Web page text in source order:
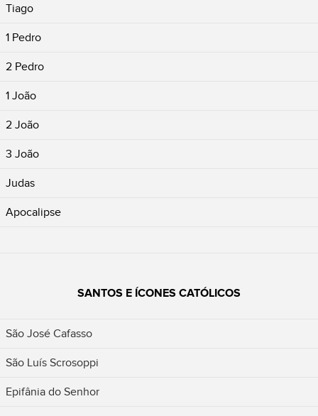
Tiago
1 Pedro
2 Pedro
1 João
2 João
3 João
Judas
Apocalipse
SANTOS E ÍCONES CATÓLICOS
São José Cafasso
São Luís Scrosoppi
Epifânia do Senhor